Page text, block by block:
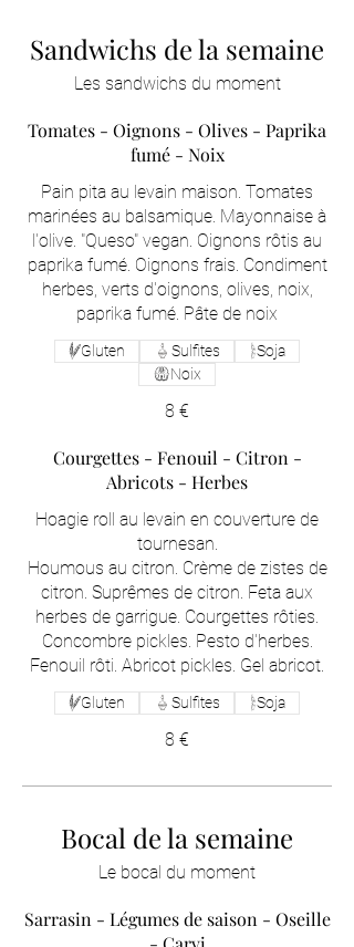
Sandwichs de la semaine
Les sandwichs du moment
Tomates - Oignons - Olives - Paprika
fumé - Noix
Pain pita au levain maison. Tomates
marinées au balsamique. Mayonnaise à
l'olive. "Queso" vegan. Oignons rôtis au
paprika fumé. Oignons frais. Condiment
herbes, verts d'oignons, olives, noix,
paprika fumé. Pâte de noix
8 €
Gluten Sulfites
Soja
Noix
Courgettes - Fenouil - Citron -
Abricots - Herbes
Hoagie roll au levain en couverture de
tournesan.
Houmous au citron. Crème de zistes de
citron. Suprêmes de citron. Feta aux
herbes de garrigue. Courgettes rôties.
Concombre pickles. Pesto d'herbes.
Fenouil rôti. Abricot pickles. Gel abricot.
8 €
Gluten Sulfites Soja
Bocal de la semaine
Le bocal du moment
Sarrasin - Légumes de saison - Oseille